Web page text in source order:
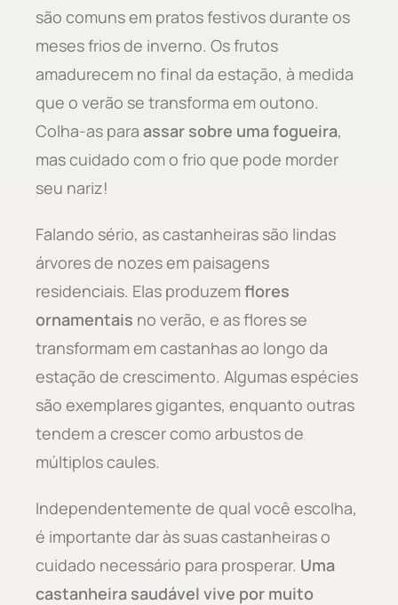
são comuns em pratos festivos durante os
meses frios de inverno. Os frutos
amadurecem no final da estação, à medida
que o verão se transforma em outono.
Colha-as para assar sobre uma fogueira,
mas cuidado com o frio que pode morder
seu nariz!
Falando sério, as castanheiras são lindas
árvores de nozes em paisagens
residenciais. Elas produzem flores
ornamentais no verão, e as flores se
transformam em castanhas ao longo da
estação de crescimento. Algumas espécies
são exemplares gigantes, enquanto outras
tendem a crescer como arbustos de
múltiplos caules.
Independentemente de qual você escolha,
é importante dar às suas castanheiras o
cuidado necessário para prosperar. Uma
castanheira saudável vive por muito